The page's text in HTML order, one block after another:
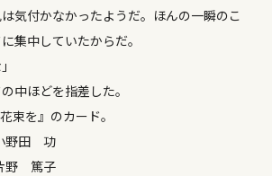
気付かなかったようだ。ほんの一瞬のこ
集中していたからだ。
中ほどを指差した。
束を』のカード。
野田 功
野 篤子